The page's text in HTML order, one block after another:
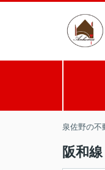
泉佐野の不
阪和